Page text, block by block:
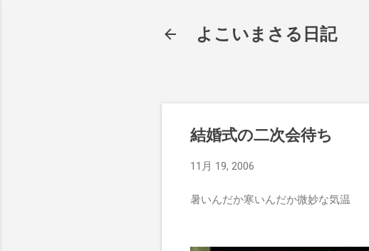
よこいまさる日記
結婚式の二次会待ち
11月 19, 2006
暑いんだか寒いんだか微妙な気温